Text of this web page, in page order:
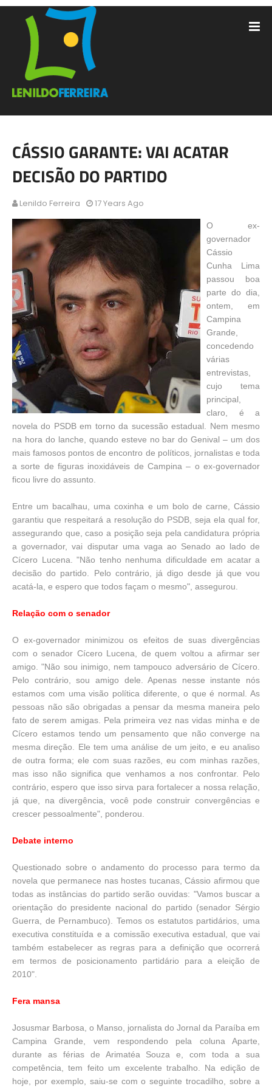
CÁSSIO GARANTE: VAI ACATAR
DECISÃO DO PARTIDO
Lenildo Ferreira 17 Years Ago
O ex-
governador
Cássio
Cunha Lima
passou boa
parte do dia,
ontem, em
Campina
Grande,
concedendo
várias
entrevistas,
cujo tema
principal,
claro, é a
novela do PSDB em torno da sucessão estadual. Nem mesmo
na hora do lanche, quando esteve no bar do Genival – um dos
mais famosos pontos de encontro de políticos, jornalistas e toda
a sorte de figuras inoxidáveis de Campina – o ex-governador
ficou livre do assunto.
Entre um bacalhau, uma coxinha e um bolo de carne, Cássio
garantiu que respeitará a resolução do PSDB, seja ela qual for,
assegurando que, caso a posição seja pela candidatura própria
a governador, vai disputar uma vaga ao Senado ao lado de
Cícero Lucena. "Não tenho nenhuma dificuldade em acatar a
decisão do partido. Pelo contrário, já digo desde já que vou
acatá-la, e espero que todos façam o mesmo", assegurou.
Relação com o senador
O ex-governador minimizou os efeitos de suas divergências
com o senador Cícero Lucena, de quem voltou a afirmar ser
amigo. "Não sou inimigo, nem tampouco adversário de Cícero.
Pelo contrário, sou amigo dele. Apenas nesse instante nós
estamos com uma visão política diferente, o que é normal. As
pessoas não são obrigadas a pensar da mesma maneira pelo
fato de serem amigas. Pela primeira vez nas vidas minha e de
Cícero estamos tendo um pensamento que não converge na
mesma direção. Ele tem uma análise de um jeito, e eu analiso
de outra forma; ele com suas razões, eu com minhas razões,
mas isso não significa que venhamos a nos confrontar. Pelo
contrário, espero que isso sirva para fortalecer a nossa relação,
já que, na divergência, você pode construir convergências e
crescer pessoalmente", ponderou.
Debate interno
Questionado sobre o andamento do processo para termo da
novela que permanece nas hostes tucanas, Cássio afirmou que
todas as instâncias do partido serão ouvidas: "Vamos buscar a
orientação do presidente nacional do partido (senador Sérgio
Guerra, de Pernambuco). Temos os estatutos partidários, uma
executiva constituída e a comissão executiva estadual, que vai
também estabelecer as regras para a definição que ocorrerá
em termos de posicionamento partidário para a eleição de
2010".
Fera mansa
Josusmar Barbosa, o Manso, jornalista do Jornal da Paraíba em
Campina Grande, vem respondendo pela coluna Aparte,
durante as férias de Arimatéa Souza e, com toda a sua
competência, tem feito um excelente trabalho. Na edição de
hoje, por exemplo, saiu-se com o seguinte trocadilho, sobre a